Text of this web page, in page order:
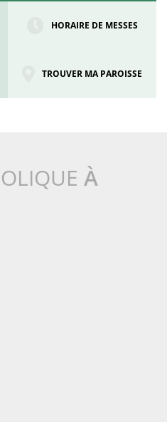
HORAIRE DE MESSES
TROUVER MA PAROISSE
À